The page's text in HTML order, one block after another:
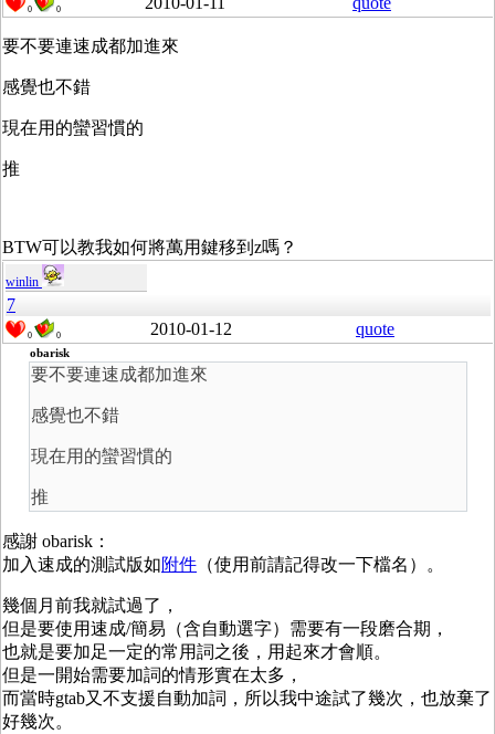
0 0
要不要連速成都加進來
感覺也不錯
現在用的蠻習慣的
推
BTW可以教我如何將萬用鍵移到z嗎？
winlin
7
0 0 2010-01-12 quote
obarisk
要不要連速成都加進來
感覺也不錯
現在用的蠻習慣的
推
感謝 obarisk：
加入速成的測試版如附件 （使用前請記得改一下檔名）。
幾個月前我就試過了，
但是要使用速成/簡易（含自動選字）需要有一段磨合期，
也就是要加足一定的常用詞之後，用起來才會順。
但是一開始需要加詞的情形實在太多，
而當時gtab又不支援自動加詞，所以我中途試了幾次，也放棄了
好幾次。